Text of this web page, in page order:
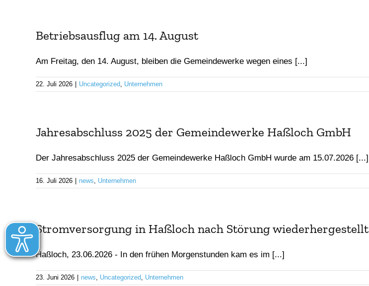
Wallboxstrom
Strom sparen
Standrohr mieten Schlichtungsstelle
Aktuelle News
Betriebsausflug am 14. August
Am Freitag, den 14. August, bleiben die Gemeindewerke wegen eines [...]
22. Juli 2026 Uncategorized, Unternehmen
Jahresabschluss 2025 der Gemeindewerke Haßloch GmbH
Der Jahresabschluss 2025 der Gemeindewerke Haßloch GmbH wurde am 15.07.2026 [...]
16. Juli 2026 news, Unternehmen
Stromversorgung in Haßloch nach Störung wiederhergestellt
Haßloch, 23.06.2026 - In den frühen Morgenstunden kam es im [...]
23. Juni 2026 news, Uncategorized, Unternehmen